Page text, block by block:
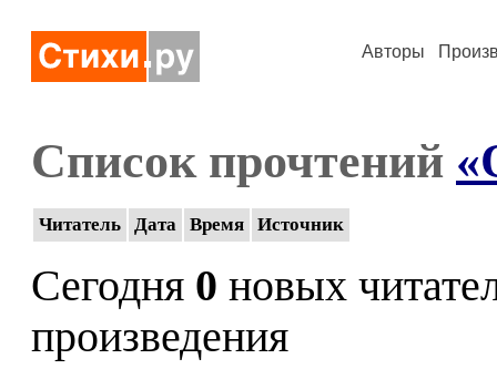
Авторы
Список прочтений
Читатель Дата Время Источник
Сегодня 0 новых
произведения